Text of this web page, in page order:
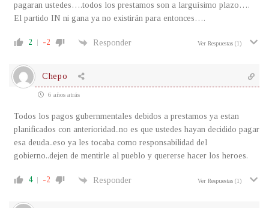
pagaran ustedes….todos los prestamos son a larguísimo plazo….
El partido IN ni gana ya no existirán para entonces….
2 -2 Responder Ver Respuestas (1)
Chepo
6 años atrás
Todos los pagos gubernmentales debidos a prestamos ya estan
planificados con anterioridad..no es que ustedes hayan decidido pagar
esa deuda..eso ya les tocaba como responsabilidad del
gobierno..dejen de mentirle al pueblo y quererse hacer los heroes.
4 -2 Responder Ver Respuestas (1)